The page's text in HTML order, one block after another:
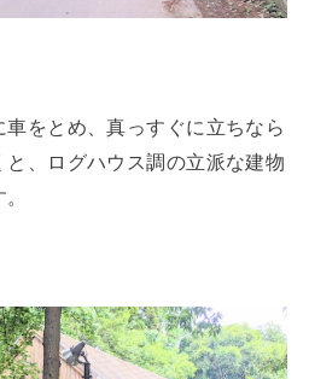
をとめ、真っすぐに立ちなら
、ログハウス調の立派な建物